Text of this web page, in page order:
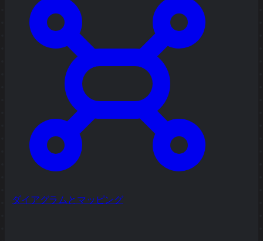
ダイアグラムとマッピング